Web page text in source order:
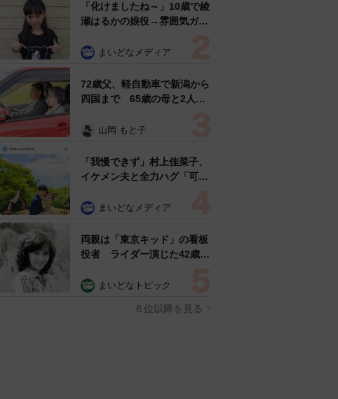
「化けましたね～」10歳で綾
瀬はるかの娘役→雰囲気ガラ
雰囲気が」「宝塚に入れそ
まいどなメディア
72歳父、軽自動車で新潟から
四国まで 65歳の母と2人で
憩まで分刻み… 「大学生で
山岡 もと子
「我慢できず」村上佳菜子、
イケメン夫と全力ハグ「可愛
まいどなメディア
両親は「東京キッド」の看板
役者 ライダー演じた42歳元
ングフォト」計画を明言
まいどなトピック
６位以降を見る